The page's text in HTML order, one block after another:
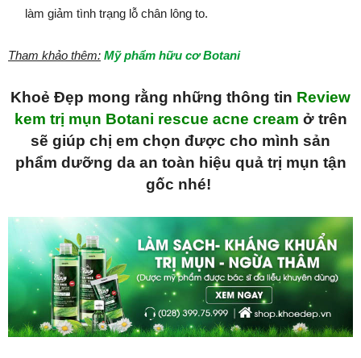
làm giảm tình trạng lỗ chân lông to.
Tham khảo thêm: Mỹ phẩm hữu cơ Botani
Khoẻ Đẹp mong rằng những thông tin Review
kem trị mụn Botani rescue acne cream ở trên
sẽ giúp chị em chọn được cho mình sản
phẩm dưỡng da an toàn hiệu quả trị mụn tận
gốc nhé!